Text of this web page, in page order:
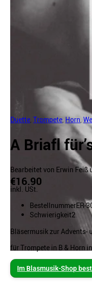
Duette ,Trompete Horn ,
A Briafl
Bearbeitet von Erwin Feiß
€16.90
inkl. USt.
BestellnummerER-
Schwierigkeit2
Bläsermusik zur Advents-
für Trompete in B & Horn
Im Blasmusik-Shop